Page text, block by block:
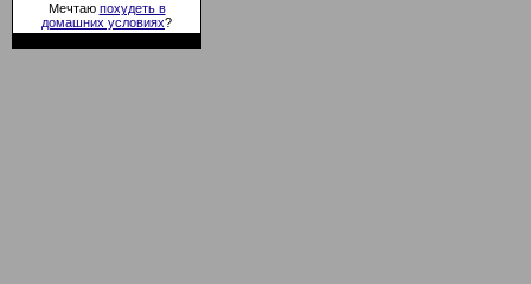
Мечтаю похудеть в
домашних условиях?